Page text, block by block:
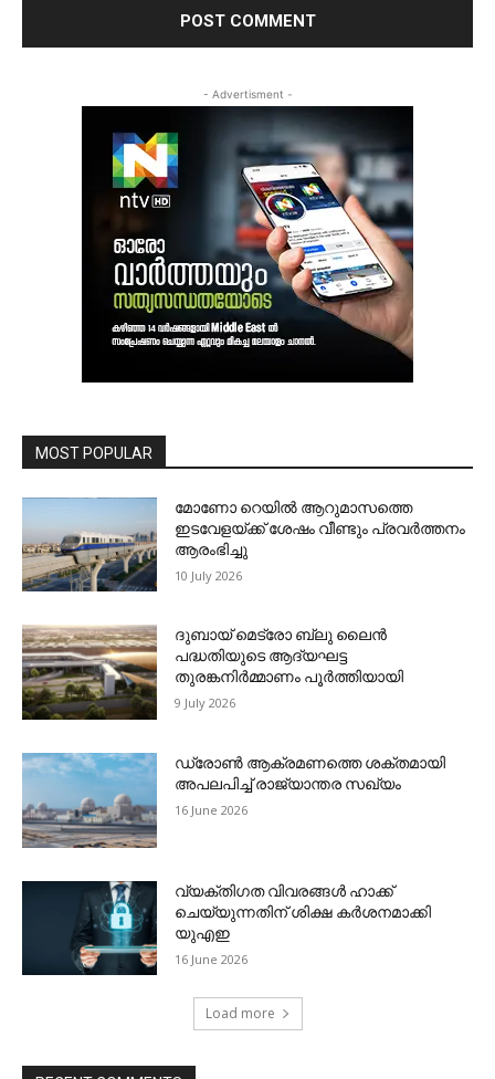
- Advertisment -
MOST POPULAR
മോണോ റെയില്‍ ആറുമാസത്തെ
ഇടവേളയ്ക്ക് ശേഷം വീണ്ടും പ്രവര്‍ത്തനം
ആരംഭിച്ചു
10 July 2026
ദുബായ് മെട്രോ ബ്ലു ലൈന്‍
പദ്ധതിയുടെ ആദ്യഘട്ട
തുരങ്കനിര്‍മ്മാണം പൂര്‍ത്തിയായി
9 July 2026
ഡ്രോണ്‍ ആക്രമണത്തെ ശക്തമായി
അപലപിച്ച് രാജ്യാന്തര സഖ്യം
16 June 2026
വ്യക്തിഗത വിവരങ്ങള്‍ ഹാക്ക്
ചെയ്യുന്നതിന് ശിക്ഷ കര്‍ശനമാക്കി
യുഎഇ
16 June 2026
Load more